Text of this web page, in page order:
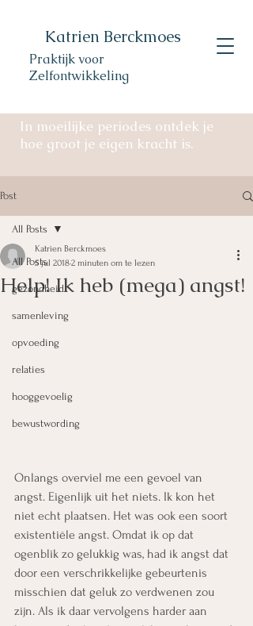
Katrien Berckmoes
Praktijk voor
Zelfontwikkeling
In moeilijke periodes ontdek je
hoe groot je eigen kracht is.
Post
All Posts
gezondheid
samenleving
opvoeding
relaties
hooggevoelig
bewustwording
All Posts
Help! Ik heb (mega) angst!
Katrien Berckmoes
5 jul 20182 minuten om te lezen
Onlangs overviel me een gevoel van
angst. Eigenlijk uit het niets. Ik kon het
niet echt plaatsen. Het was ook een soort
existentiële angst. Omdat ik op dat
ogenblik zo gelukkig was, had ik angst dat
door een verschrikkelijke gebeurtenis
misschien dat geluk zo verdwenen zou
zijn. Als ik daar vervolgens harder aan